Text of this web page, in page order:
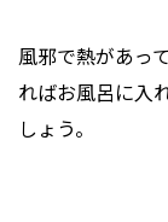
風邪で熱があっ
ればお風呂に入
しょう。